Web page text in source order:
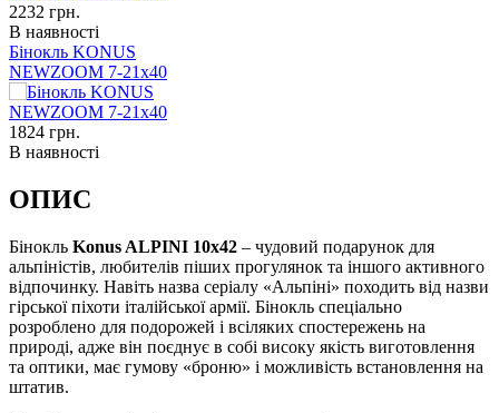
2232 грн.
В наявності
Бінокль KONUS
NEWZOOM 7-21x40
1824 грн.
В наявності
ОПИС
Бінокль Konus ALPINI 10х42 – чудовий подарунок для
альпіністів, любителів піших прогулянок та іншого активного
відпочинку. Навіть назва серіалу «Альпіні» походить від назви
гірської піхоти італійської армії. Бінокль спеціально
розроблено для подорожей і всіляких спостережень на
природі, адже він поєднує в собі високу якість виготовлення
та оптики, має гумову «броню» і можливість встановлення на
штатив.